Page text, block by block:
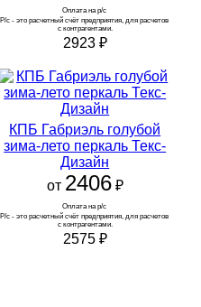
Оплата на р/с
Р/с - это расчетный счёт предприятия, для расчетов
с контрагентами.
2923₽
КПБ Габриэль голубой
зима-лето перкаль Текс-
Дизайн
от 2406₽
Оплата на р/с
Р/с - это расчетный счёт предприятия, для расчетов
с контрагентами.
2575₽